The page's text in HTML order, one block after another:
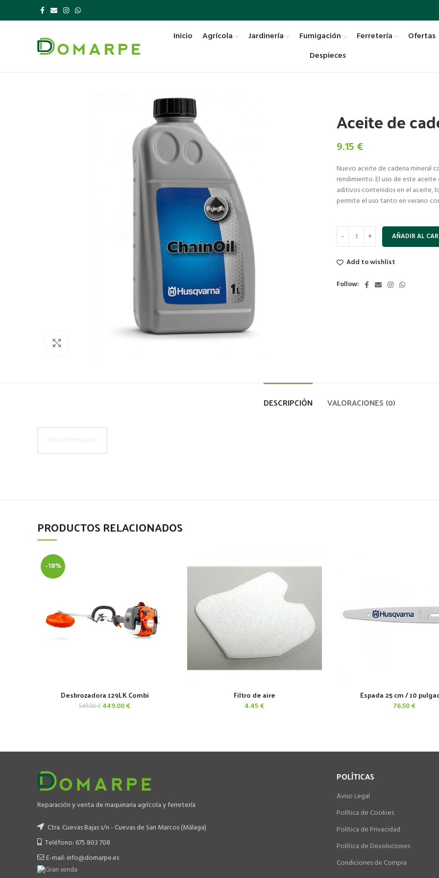
Inicio Agrícola Jardinería Fumigación Ferretería
Ofertas
Despieces
Aceite de
9.15 €
Nuevo aceite de cadena mineral
rendimiento. El uso de este
aditivos contenidos en el aceite,
permite el uso tanto en verano
AÑADIR AL
Add to wishlist
Follow:
DESCRIPCIÓN VALORACIONES (0)
PRODUCTOS RELACIONADOS
-18%
AÑADIR AL CARRITO
Desbrozadora 129LK Combi
549.00€ El
449.00€El
AÑADIR AL CARRITO
Filtro de aire
4.45€
AÑADIR AL CARRITO
Espada 25 cm / 10
76.50€
Reparación y venta de maquinaria agrícola y ferretería
Ctra. Cuevas Bajas s/n - Cuevas de San Marcos (Málaga)
Teléfono: 675 803 708
E-mail: info@domarpe.es
POLÍTICAS
Aviso Legal
Política de Cookies
Política de Privacidad
Política de Devoluciones
Condiciones de Compra